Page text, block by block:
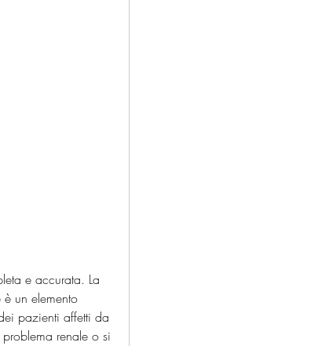
un elemento
pazienti affetti da
renale o si